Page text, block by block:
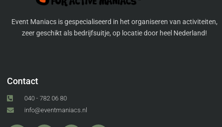
Event Maniacs is gespecialiseerd in het organiseren van activiteiten,
zeer geschikt als bedrijfsuitje, op locatie door heel Nederland!
Contact
040 - 782 06 80
info@eventmaniacs.nl